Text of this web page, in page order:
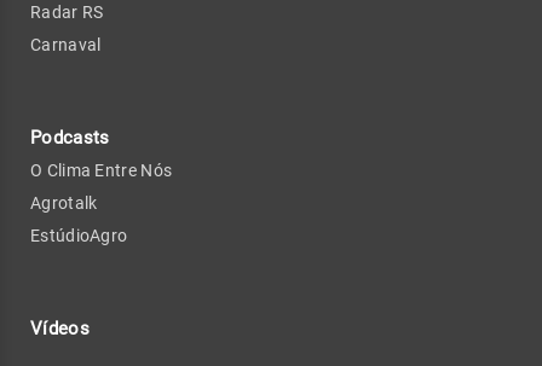
Radar RS
Carnaval
Podcasts
O Clima Entre Nós
Agrotalk
EstúdioAgro
Vídeos